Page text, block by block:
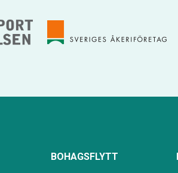
BOHAGSFLYTT